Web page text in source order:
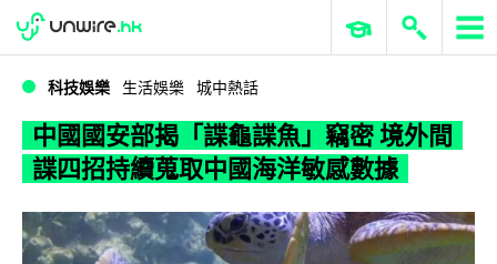
WWDC 2026 ERP 與商業 AI
科技娛樂 生活娛樂 城中熱話
中國國安部揭「諜龜諜魚」竊密 境外間
諜四招持續蒐取中國海洋敏感數據